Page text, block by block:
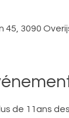
45, 3090
de 11ans